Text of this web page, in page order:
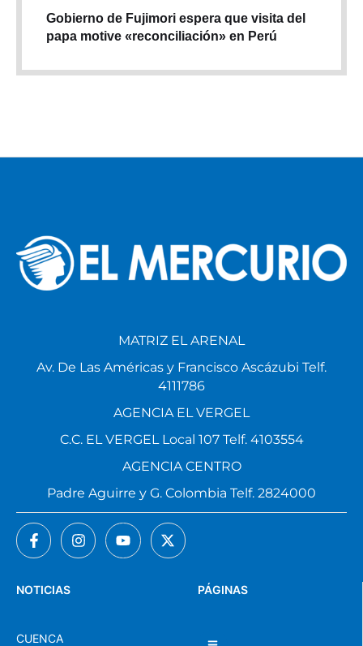
Gobierno de Fujimori espera que visita del
papa motive «reconciliación» en Perú
PÁGINAS
NOTICIAS
CUENCA
MATRIZ EL ARENAL
Av. De Las Américas y Francisco Ascázubi Telf.
4111786
AGENCIA EL VERGEL
C.C. EL VERGEL Local 107 Telf. 4103554
AGENCIA CENTRO
Padre Aguirre y G. Colombia Telf. 2824000